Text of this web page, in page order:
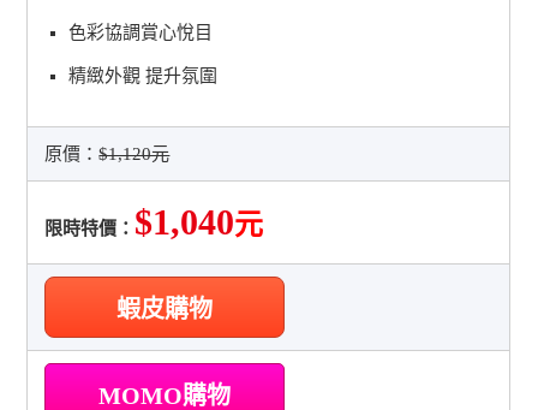
色彩協調賞心悅目
精緻外觀 提升氛圍
原價：$1,120元
限時特價： $1,040元
蝦皮購物
MOMO購物